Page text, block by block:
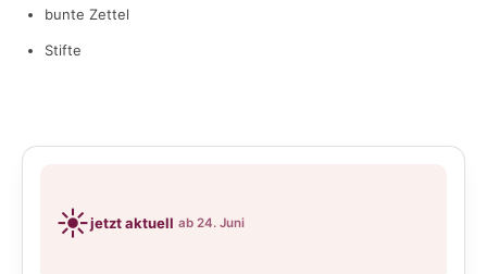
bunte Zettel
Stifte
☀️jetzt aktuell ab 24. Juni